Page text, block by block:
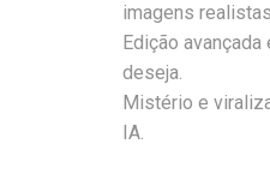
imagens
Edição
deseja.
Mistério e
IA.